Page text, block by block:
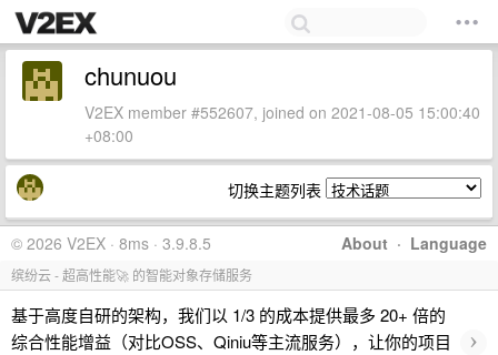
chunuou
V2EX member #552607, joined on 2021-08-05 15:00:40
+08:00
切换主题列表
About · Language
© 2026 V2EX · 8ms · 3.9.8.5
缤纷云 - 超高性能🚀 的智能对象存储服务
基于高度自研的架构，我们以 1/3 的成本提供最多 20+ 倍的
综合性能增益（对比OSS、Qiniu等主流服务），让你的项目
›